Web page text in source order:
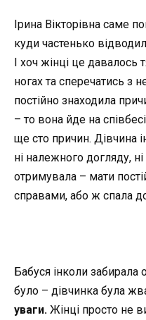
Ірина Вікторівна саме
куди частенько
І хоч жінці це давалось
ногах та сперечатись з
постійно знаходила
– то вона йде на
ще сто причин. Дівчина
ні належного догляду,
отримувала – мати
справами, або ж спала
Бабуся інколи забирала
було – дівчинка була
уваги. Жінці просто не